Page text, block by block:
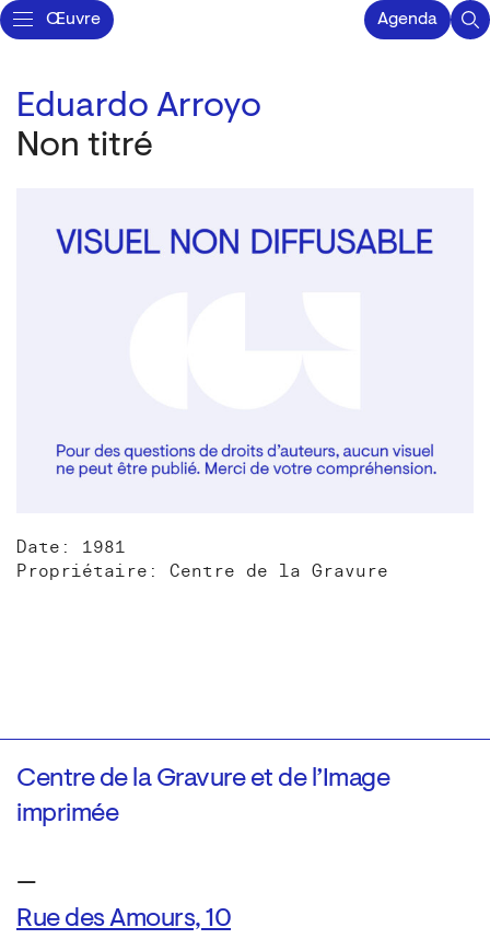
Œuvre Agenda
Eduardo Arroyo
Non titré
Date: 1981
Propriétaire: Centre de la Gravure
Centre de la Gravure et de l’Image
imprimée
—
Rue des Amours, 10